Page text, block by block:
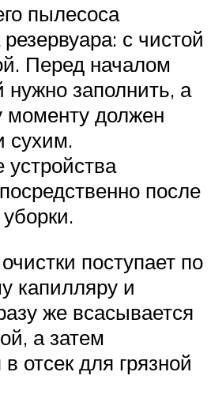
пылесоса
с чистой
Перед началом
заполнить, а
моменту должен
сухим.
после
поступает по
капилляру и
же всасывается
а затем
отсек для грязной